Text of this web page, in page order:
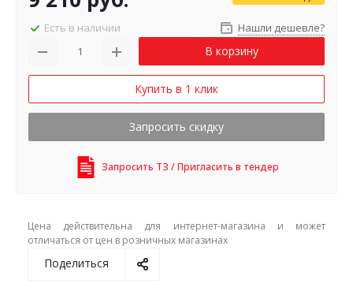
Есть в наличии Нашли дешевле?
В корзину
Купить в 1 клик
Запросить скидку
Запросить ТЗ / Пригласить в тендер
Цена действительна для интернет-магазина и может
отличаться от цен в розничных магазинах
Поделиться